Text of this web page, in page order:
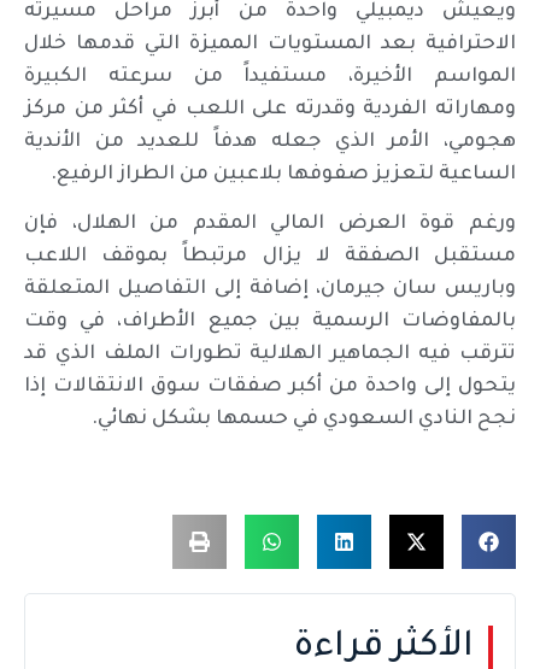
ويعيش ديمبيلي واحدة من أبرز مراحل مسيرته
الاحترافية بعد المستويات المميزة التي قدمها خلال
المواسم الأخيرة، مستفيداً من سرعته الكبيرة
ومهاراته الفردية وقدرته على اللعب في أكثر من مركز
هجومي، الأمر الذي جعله هدفاً للعديد من الأندية
الساعية لتعزيز صفوفها بلاعبين من الطراز الرفيع.
ورغم قوة العرض المالي المقدم من الهلال، فإن
مستقبل الصفقة لا يزال مرتبطاً بموقف اللاعب
وباريس سان جيرمان، إضافة إلى التفاصيل المتعلقة
بالمفاوضات الرسمية بين جميع الأطراف، في وقت
تترقب فيه الجماهير الهلالية تطورات الملف الذي قد
يتحول إلى واحدة من أكبر صفقات سوق الانتقالات إذا
نجح النادي السعودي في حسمها بشكل نهائي.
الأكثر قراءة